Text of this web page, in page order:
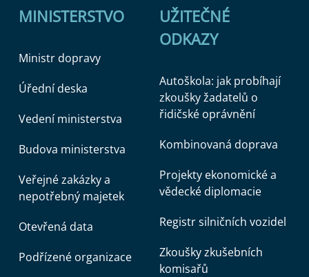
MINISTERSTVO
Ministr dopravy
Úřední deska
Vedení ministerstva
Budova ministerstva
Veřejné zakázky a
nepotřebný majetek
Otevřená data
Podřízené organizace
UŽITEČNÉ
ODKAZY
Autoškola: jak probíhají
zkoušky žadatelů o
řidičské oprávnění
Kombinovaná doprava
Projekty ekonomické a
vědecké diplomacie
Registr silničních vozidel
Zkoušky zkušebních
komisařů